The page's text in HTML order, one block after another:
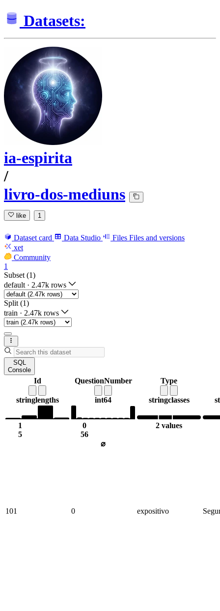
Datasets:
ia-espirita
/
livro-dos-mediuns
like 1
Dataset card Data Studio Files Files and versions
xet
Community
1
Subset (1)
default · 2.47k rows
Split (1)
train · 2.47k rows
SQL
Console
Id
stringlengths
1
5
QuestionNumber
int64
0
56
⌀
Type
stringclasses
2 values
101 0 expositivo